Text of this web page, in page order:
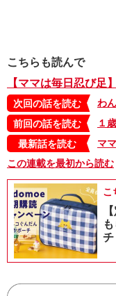
こちらも読んで
【ママは毎日忍び足】
次回の話を読む
わ
前回の話を読む
１
最新話を読む
マ
この連載を最初から読む
こ
チ